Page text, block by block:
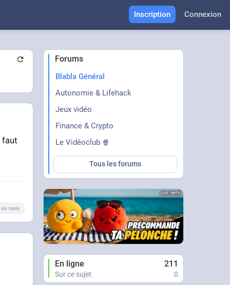
Inscription Connexion
faut
un mois
Forums
Blabla Général
Autonomie & Lifehack
Jeux vidéo
Finance & Crypto
Le Vidéoclub 🍿
Tous les forums
En ligne 211
Sur ce sujet 0